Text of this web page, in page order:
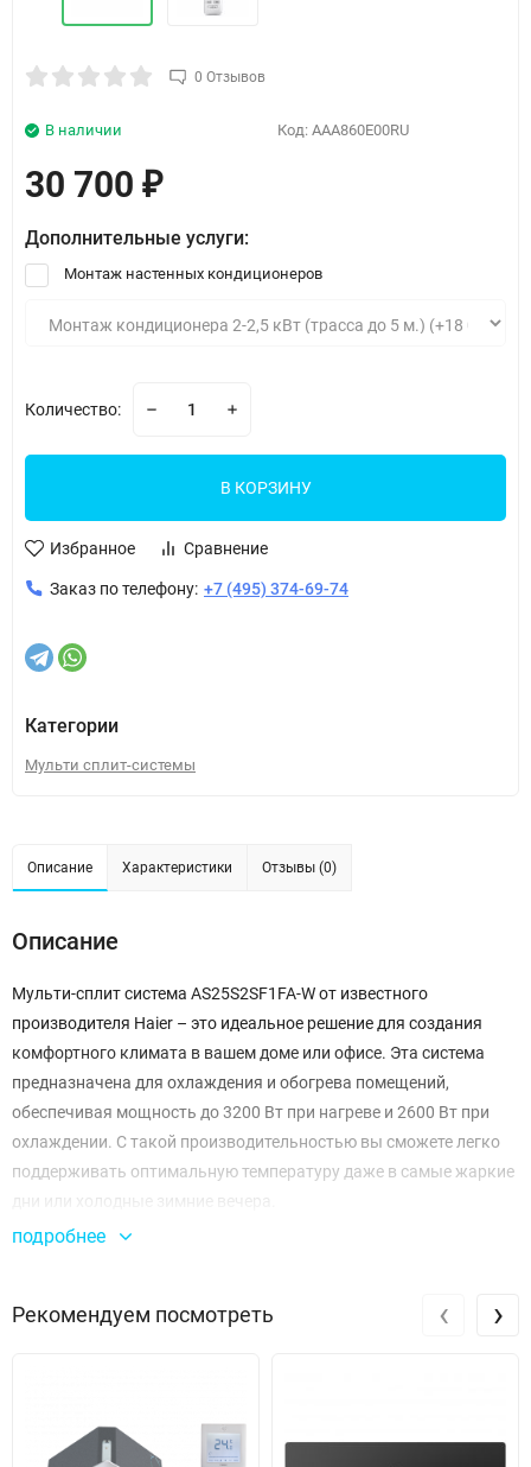
0 Отзывов
Код: AAA860E00RU
В наличии
30 700 ₽
Дополнительные услуги:
Монтаж настенных кондиционеров
Количество:
В КОРЗИНУ
Избранное Сравнение
Заказ по телефону: +7 (495) 374-69-74
Категории
Мульти сплит-системы
Описание Характеристики Отзывы (0)
Описание
Мульти-сплит система AS25S2SF1FA-W от известного
производителя Haier – это идеальное решение для создания
комфортного климата в вашем доме или офисе. Эта система
предназначена для охлаждения и обогрева помещений,
обеспечивая мощность до 3200 Вт при нагреве и 2600 Вт при
охлаждении. С такой производительностью вы сможете легко
поддерживать оптимальную температуру даже в самые жаркие
дни или холодные зимние вечера.
делает систему идеальной для спальни или рабочего кабинета.
Кроме того, AS25S2SF1FA-W обладает высокой
подробнее
Рекомендуем посмотреть ‹ ›